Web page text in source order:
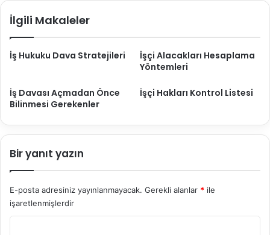
l
ğ
l
e
d
r
m
s
i
n
l
a
ı
e
ç
e
r
İlgili Makaleler
İş Hukuku Dava Stratejileri
İşçi Alacakları Hesaplama
Yöntemleri
İş Davası Açmadan Önce
Bilinmesi Gerekenler
İşçi Hakları Kontrol Listesi
Bir yanıt yazın
E-posta adresiniz yayınlanmayacak. Gerekli alanlar * ile
işaretlenmişlerdir